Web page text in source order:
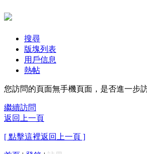
搜尋
版塊列表
用戶信息
熱帖
您訪問的頁面無手機頁面，是否進一步
繼續訪問
返回上一頁
[ 點擊這裡返回上一頁 ]